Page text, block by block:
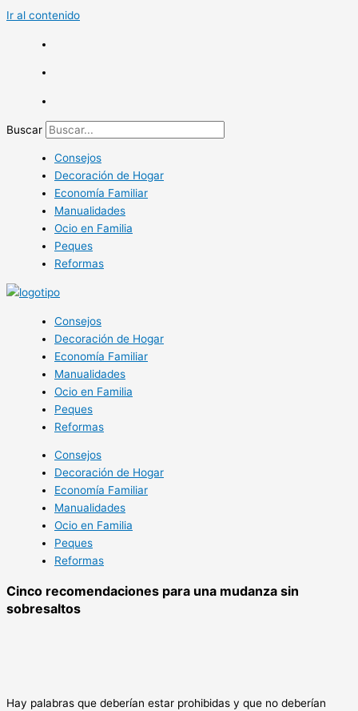
Ir al contenido
Buscar
Consejos
Decoración de Hogar
Economía Familiar
Manualidades
Ocio en Familia
Peques
Reformas
Consejos
Decoración de Hogar
Economía Familiar
Manualidades
Ocio en Familia
Peques
Reformas
Consejos
Decoración de Hogar
Economía Familiar
Manualidades
Ocio en Familia
Peques
Reformas
Cinco recomendaciones para una mudanza sin
sobresaltos
Hay palabras que deberían estar prohibidas y que no deberían